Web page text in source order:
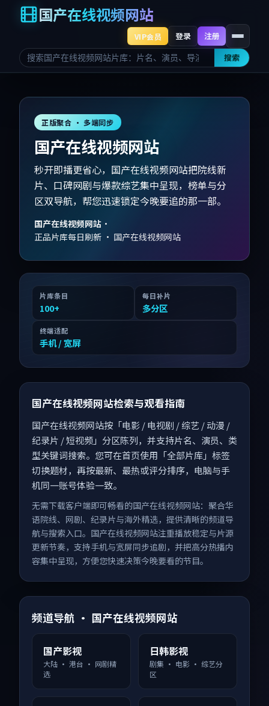
国产在线视频网站
搜索
VIP会员 登录 注册
正版聚合 · 多端同步
国产在线视频网站
秒开即播更省心，国产在线视频网站把院线新
片、口碑网剧与爆款综艺集中呈现，榜单与分
区双导航，帮您迅速锁定今晚要追的那一部。
国产在线视频网站 ·
正品片库每日刷新 · 国产在线视频网站
片库条目
100+
每日补片
多分区
终端适配
手机 / 宽屏
国产在线视频网站检索与观看指南
国产在线视频网站按「电影 / 电视剧 / 综艺 / 动漫 /
纪录片 / 短视频」分区陈列，并支持片名、演员、类
型关键词搜索。您可在首页使用「全部片库」标签
切换题材，再按最新、最热或评分排序，电脑与手
机同一账号体验一致。
无需下载客户端即可畅看的国产在线视频网站：聚合华
语院线、网剧、纪录片与海外精选，提供清晰的频道导
航与搜索入口。国产在线视频网站注重播放稳定与片源
更新节奏，支持手机与宽屏同步追剧，并把高分热播内
容集中呈现，方便您快速决策今晚要看的节目。
频道导航 · 国产在线视频网站
国产影视
大陆 · 港台 · 网剧精
选
日韩影视
剧集 · 电影 · 综艺分
区